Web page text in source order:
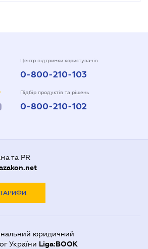
Центр підтримки користувачів
0-800-210-103
Підбір продуктів та рішень
0-800-210-102
та PR
ТАРИФИ
юридичний
України Liga:BOOK